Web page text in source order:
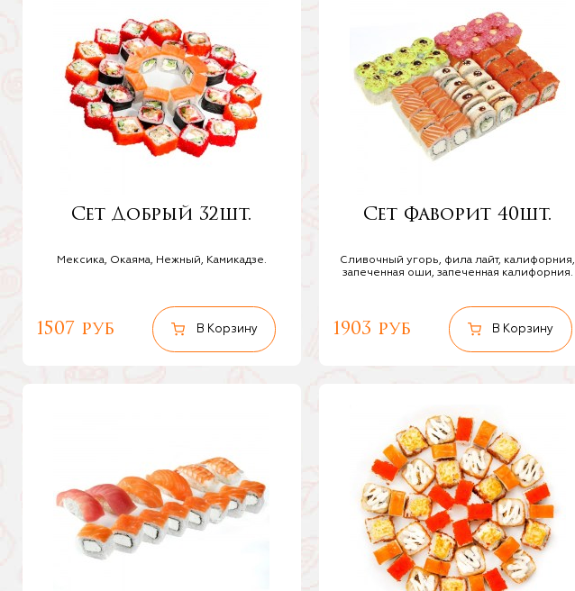
Сет Добрый 32шт.
Мексика, Окаяма, Нежный, Камикадзе.
1507 руб
Сет Фаворит 40шт.
Сливочный угорь, фила лайт, калифорния,
запеченная оши, запеченная калифорния.
1903 руб